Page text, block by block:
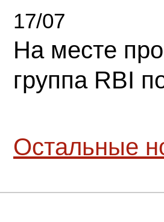
17/07
На месте
группа RBI
Остальные